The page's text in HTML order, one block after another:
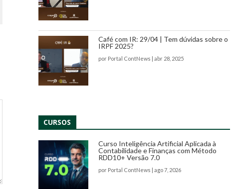
Café com IR: 29/04 | Tem dúvidas sobre o
IRPF 2025?
por Portal ContNews | abr 28, 2025
CURSOS
Curso Inteligência Artificial Aplicada à
Contabilidade e Finanças com Método
RDD10+ Versão 7.0
por Portal ContNews ago 7, 2026